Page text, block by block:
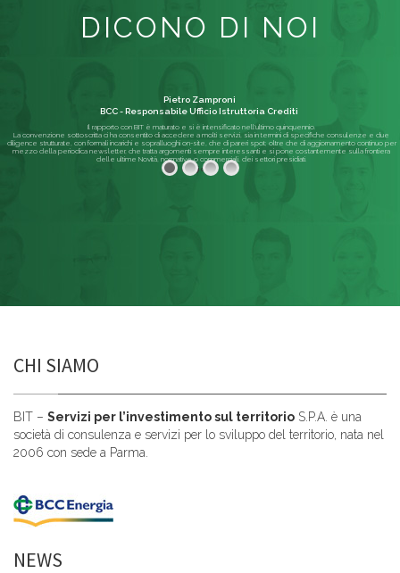
DICONO DI NOI
Il rapporto con BIT è maturato e si è intensificato nell'ultimo quinquennio.
La convenzione sottoscritta ci ha consentito di accedere a molti servizi, sia in termini di specifiche consulenze e due
diligence strutturate, con formali incarichi e sopralluoghi on-site, che di pareri spot; oltre che di aggiornamento continuo per
mezzo della periodica newsletter, che tratta argomenti sempre interessanti e si pone costantemente sulla frontiera
delle ultime Novità, normative o commerciali, dei settori presidiati.
Pietro Zamproni
BCC - Responsabile Ufficio Istruttoria Crediti
Leggi di più
CHI SIAMO
BIT – Servizi per l’investimento sul territorio S.P.A. è una
società di consulenza e servizi per lo sviluppo del territorio, nata nel
2006 con sede a Parma.
NEWS